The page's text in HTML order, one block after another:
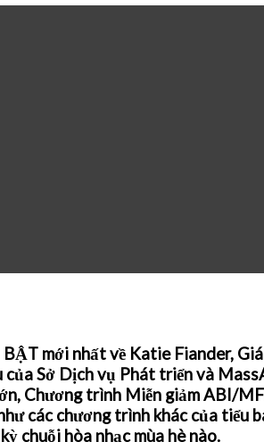
mới nhất về Katie Fiander,
Sở Dịch vụ Phát triển và
Chương trình Miễn giảm ABI/
các chương trình khác của tiểu
chuỗi hòa nhạc mùa hè nào.